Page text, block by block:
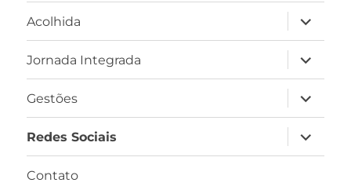
Acolhida
expandir
Jornada Integrada
expandir
Gestões
expandir
Redes Sociais
expandir
Contato